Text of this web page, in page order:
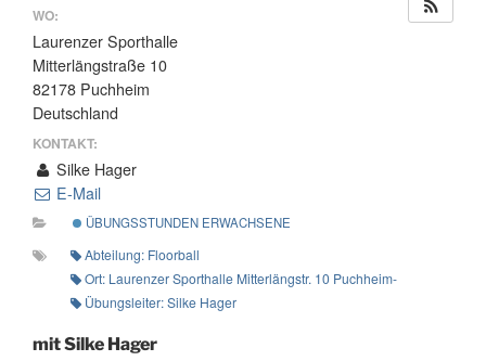
WO:
Laurenzer Sporthalle
Mitterlängstraße 10
82178 Puchheim
Deutschland
KONTAKT:
Silke Hager
E-Mail
ÜBUNGSSTUNDEN ERWACHSENE
Abteilung: Floorball
Ort: Laurenzer Sporthalle Mitterlängstr. 10 Puchheim-Ort
Übungsleiter: Silke Hager
mit Silke Hager